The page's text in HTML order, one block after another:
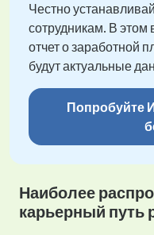
Честно
сотрудникам. В
отчет о заработной
будут актуальные
Попробуйте
Наиболее
карьерный путь